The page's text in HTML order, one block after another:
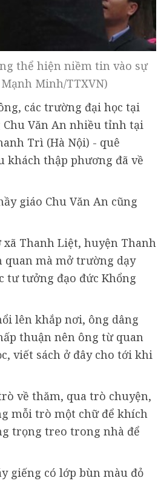
thể hiện niềm tin vào sự
Minh/TTXVN)
các trường đại học tại
Văn An nhiều tỉnh tại
Trì (Hà Nội) - quê
khách thập phương đã về
giáo Chu Văn An cũng
xã Thanh Liệt, huyện Thanh
quan mà mở trường dạy
tư tưởng đạo đức Khổng
lên khắp nơi, ông dâng
thuận nên ông từ quan
viết sách ở đây cho tới khi
về thăm, qua trò chuyện,
mỗi trò một chữ để khích
trọng treo trong nhà để
giếng có lớp bùn màu đỏ